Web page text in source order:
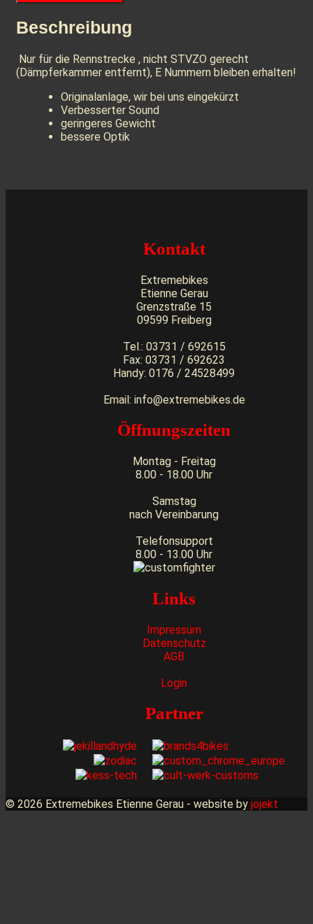
Beschreibung
Nur für die Rennstrecke , nicht STVZO gerecht
(Dämpferkammer entfernt), E Nummern bleiben erhalten!
Originalanlage, wir bei uns eingekürzt
Verbesserter Sound
geringeres Gewicht
bessere Optik
Kontakt
Extremebikes
Etienne Gerau
Grenzstraße 15
09599 Freiberg
Tel.: 03731 / 692615
Fax: 03731 / 692623
Handy: 0176 / 24528499
Email: info@extremebikes.de
Öffnungszeiten
Montag - Freitag
8.00 - 18.00 Uhr
Samstag
nach Vereinbarung
Telefonsupport
8.00 - 13.00 Uhr
Links
Impressum
Datenschutz
AGB
Login
Partner
© 2026 Extremebikes Etienne Gerau - website by jojekt